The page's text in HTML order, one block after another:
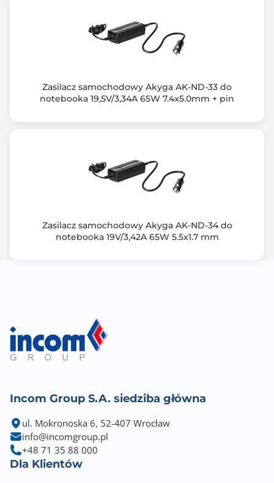
Zasilacz samochodowy Akyga AK-ND-33 do
notebooka 19,5V/3,34A 65W 7.4x5.0mm + pin
Zasilacz samochodowy Akyga AK-ND-34 do
notebooka 19V/3,42A 65W 5.5x1.7 mm
Incom Group S.A. siedziba główna
ul. Mokronoska 6, 52-407 Wrocław
info@incomgroup.pl
+48 71 35 88 000
Dla Klientów